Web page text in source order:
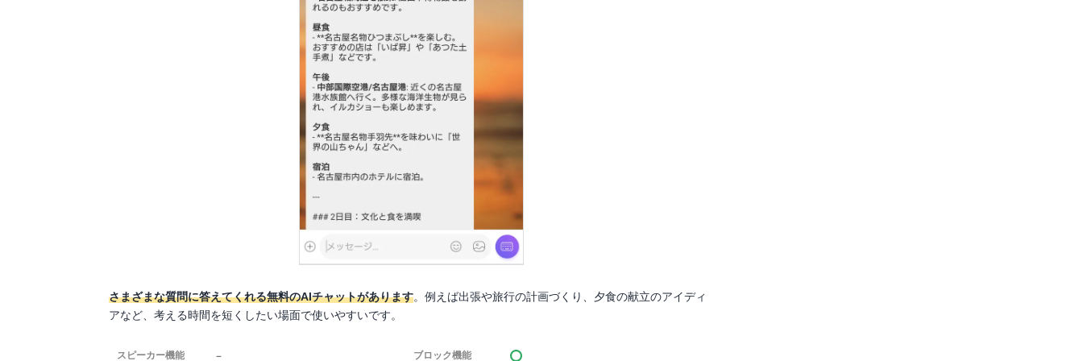
さまざまな質問に答えてくれる無料のAIチャットがあります。例えば出張や旅行の計画づくり、夕食の献立のアイディ
アなど、考える時間を短くしたい場面で使いやすいです。
スピーカー機能 － ブロック機能